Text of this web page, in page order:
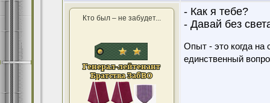
Кто был – не забудет...
- Как я тебе?
- Давай без
Опыт - это когда на
единственный